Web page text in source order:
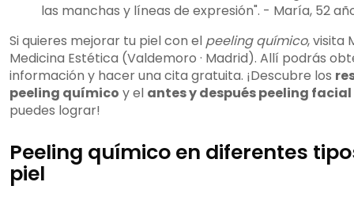
las manchas y líneas de expresión". - María, 52
Si quieres mejorar tu piel con el peeling químico, visita
Medicina Estética (Valdemoro · Madrid). Allí podrás
información y hacer una cita gratuita. ¡Descubre los
peeling químico y el antes y después peeling facial
puedes lograr!
Peeling químico en diferentes
piel